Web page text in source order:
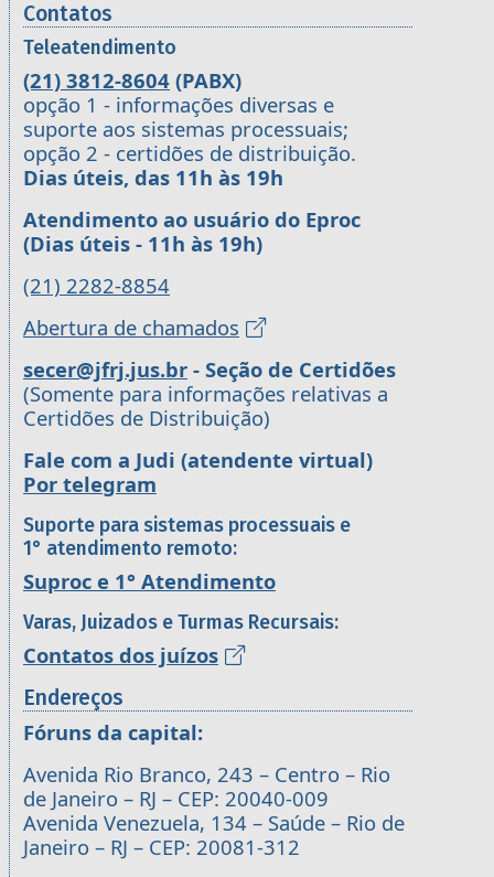
Contatos
Teleatendimento
(21) 3812-8604 (PABX)
opção 1 - informações diversas e
suporte aos sistemas processuais;
opção 2 - certidões de distribuição.
Dias úteis, das 11h às 19h
Atendimento ao usuário do Eproc
(Dias úteis - 11h às 19h)
(21) 2282-8854
Abertura de chamados
secer@jfrj.jus.br - Seção de Certidões
(Somente para informações relativas a
Certidões de Distribuição)
Fale com a Judi (atendente virtual)
Por telegram
Suporte para sistemas processuais e
1° atendimento remoto:
Suproc e 1° Atendimento
Varas, Juizados e Turmas Recursais:
Contatos dos juízos
Endereços
Fóruns da capital:
Avenida Rio Branco, 243 – Centro – Rio
de Janeiro – RJ – CEP: 20040-009
Avenida Venezuela, 134 – Saúde – Rio de
Janeiro – RJ – CEP: 20081-312